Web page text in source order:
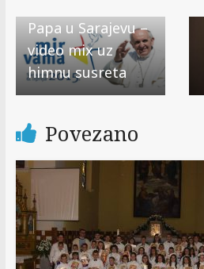
Papa u Sarajevu –
video mix uz
himnu susreta
Povezano